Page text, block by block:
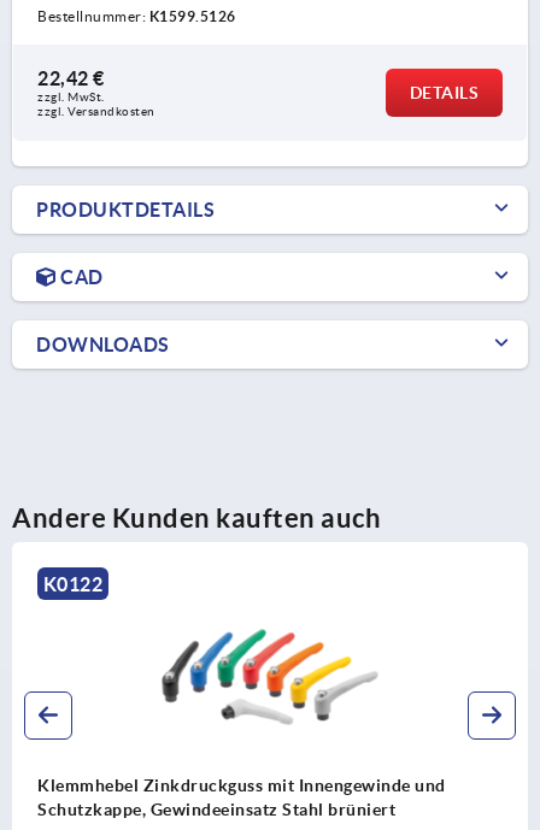
Bestellnummer: K1599.5126
22,42 €
zzgl. MwSt.
zzgl. Versandkosten
DETAILS
PRODUKTDETAILS
CAD
DOWNLOADS
Andere Kunden kauften auch
K0122
Klemmhebel Zinkdruckguss mit Innengewinde und
Schutzkappe, Gewindeeinsatz Stahl brüniert